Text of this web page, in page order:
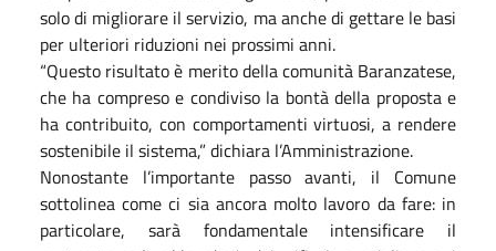
solo di migliorare il servizio, ma anche di gettare le basi
per ulteriori riduzioni nei prossimi anni.
“Questo risultato è merito della comunità Baranzatese,
che ha compreso e condiviso la bontà della proposta e
ha contribuito, con comportamenti virtuosi, a rendere
sostenibile il sistema,” dichiara l’Amministrazione.
Nonostante l’importante passo avanti, il Comune
sottolinea come ci sia ancora molto lavoro da fare: in
particolare, sarà fondamentale intensificare il